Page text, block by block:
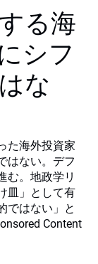
る海
シフ
な
た海外投資家
はない。デフ
む。地政学リ
皿」として有
ではない」と
Content